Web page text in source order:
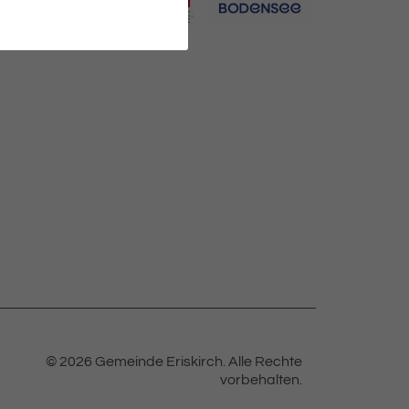
© 2026 Gemeinde Eriskirch. Alle Rechte
vorbehalten.